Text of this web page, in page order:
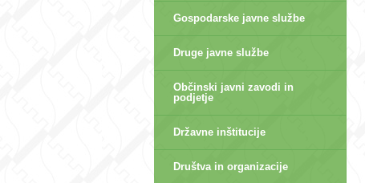
Gospodarske javne službe
Druge javne službe
Občinski javni zavodi in
podjetje
Državne inštitucije
Društva in organizacije